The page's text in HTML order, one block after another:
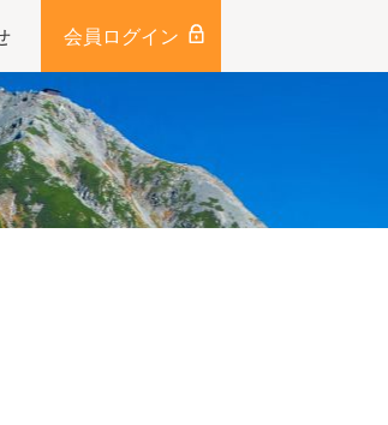
会員ログイン